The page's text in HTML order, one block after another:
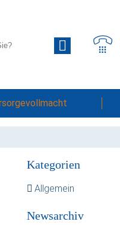
Kategorien
Allgemein
Newsarchiv